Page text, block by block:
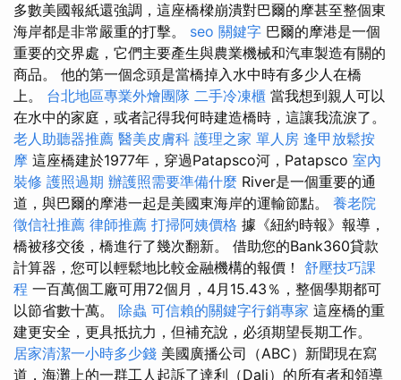
多數美國報紙還強調，這座橋樑崩潰對巴爾的摩甚至整個東
海岸都是非常嚴重的打擊。 seo 關鍵字 巴爾的摩港是一個
重要的交界處，它們主要產生與農業機械和汽車製造有關的
商品。 他的第一個念頭是當橋掉入水中時有多少人在橋
上。 台北地區專業外燴團隊 二手冷凍櫃 當我想到親人可以
在水中的家庭，或者記得我何時建造橋時，這讓我流淚了。
老人助聽器推薦 醫美皮膚科 護理之家 單人房 逢甲放鬆按
摩 這座橋建於1977年，穿過Patapsco河，Patapsco 室內
裝修 護照過期 辦護照需要準備什麼 River是一個重要的通
道，與巴爾的摩港一起是美國東海岸的運輸節點。 養老院
徵信社推薦 律師推薦 打掃阿姨價格 據《紐約時報》報導，
橋被移交後，橋進行了幾次翻新。 借助您的Bank360貸款
計算器，您可以輕鬆地比較金融機構的報價！ 舒壓技巧課
程 一百萬個工廠可用72個月，4月15.43％，整個學期都可
以節省數十萬。 除蟲 可信賴的關鍵字行銷專家 這座橋的重
建更安全，更具抵抗力，但補充說，必須期望長期工作。
居家清潔一小時多少錢 美國廣播公司（ABC）新聞現在寫
道，海灘上的一群工人起訴了達利（Dali）的所有者和領導